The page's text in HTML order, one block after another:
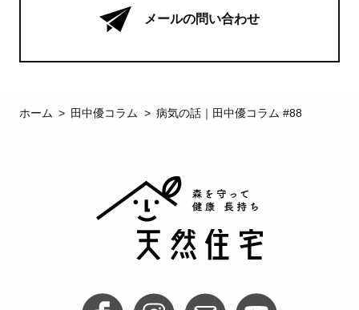
メールの問い合わせ
ホーム 田中優コラム 病気の話｜田中優コラム #88